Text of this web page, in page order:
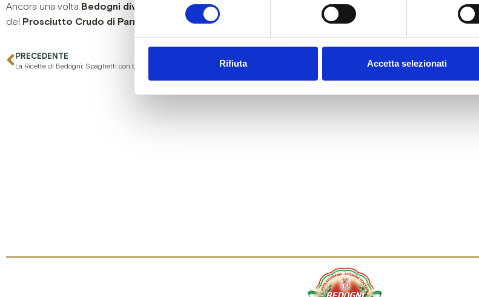
consenso
Rifiuta Accetta selezionati
Ancora una volta Bedogni diventa protagonista
fuori dall’Italia, svelando con un reportage i segreti
del Prosciutto Crudo di Parma , eccellenza che ci invia tutto il mondo.
PRECEDENTE
La Ricette di Bedogni: Spaghetti con broccoli gamberi e Pancetta Supercoppata Bedogni